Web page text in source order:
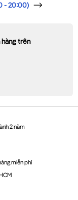
- 20:00)
hàng trên
2 năm
miễn phí